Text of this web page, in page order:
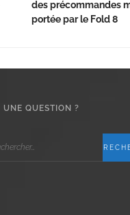
des précommandes
portée par le Fold 8
UNE QUESTION ?